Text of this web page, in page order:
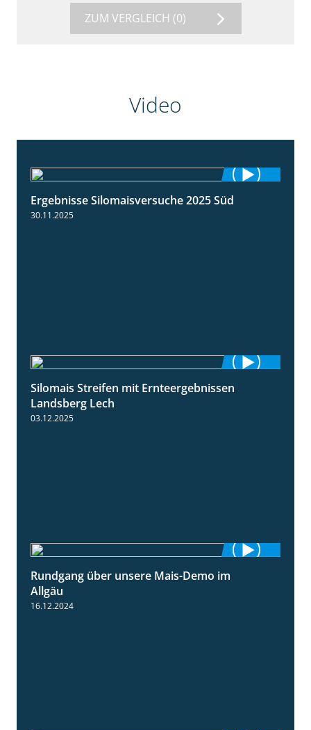
ZUM VERGLEICH (0)
Video
Ergebnisse Silomaisversuche 2025 Süd
30.11.2025
11:01
Silomais Streifen mit Ernteergebnissen
Landsberg Lech
03.12.2025
Rundgang über unsere Mais-Demo im
Allgäu
16.12.2024